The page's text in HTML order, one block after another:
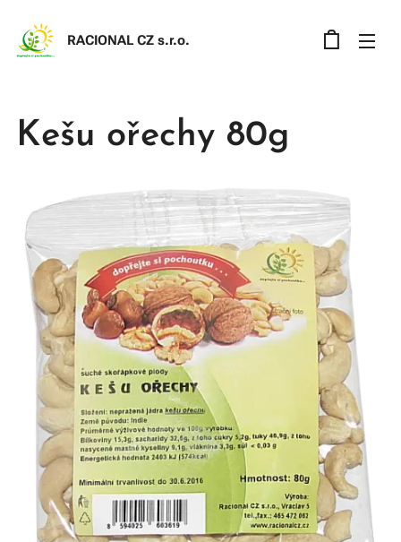
RACIONAL CZ s.r.o.
Kešu ořechy 80g